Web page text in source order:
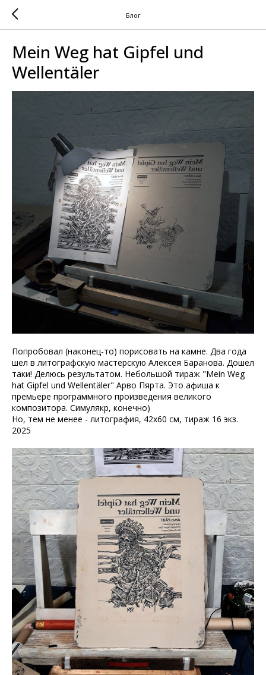
Блог
Mein Weg hat Gipfel und
Wellentäler
Попробовал (наконец-то) порисовать на камне. Два года
шел в литографскую мастерскую Алексея Баранова. Дошел
таки! Делюсь результатом. Небольшой тираж "Mein Weg
hat Gipfel und Wellentäler" Арво Пярта. Это афиша к
премьере программного произведения великого
композитора. Симулякр, конечно)
Но, тем не менее - литография, 42х60 cм, тираж 16 экз.
2025